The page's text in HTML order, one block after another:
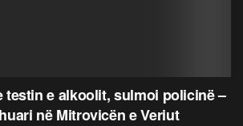
testin e alkoolit, sulmoi policinë –
në Mitrovicën e Veriut